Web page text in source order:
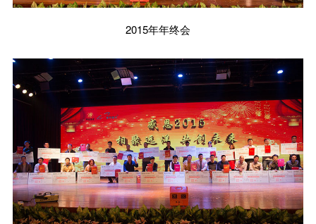
2015年年终会